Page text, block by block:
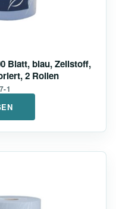
Blatt, blau, Zellstoff,
2 Rollen
1